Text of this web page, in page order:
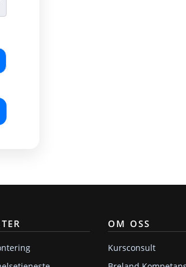
OM OSS
Kursconsult